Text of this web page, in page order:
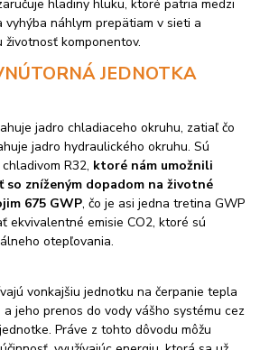
hladiny hluku, ktoré patria medzi
vyhýba náhlym prepätiam v sieti a
komponentov.
JEDNOTKA
jadro chladiaceho okruhu, zatiaľ čo
jadro hydraulického okruhu. Sú
R32, ktoré nám umožnili
so zníženým dopadom na životné
675 GWP, čo je asi jedna tretina GWP
ekvivalentné emisie CO2, ktoré sú
otepľovania.
vonkajšiu jednotku na čerpanie tepla
a jeho prenos do vody vášho systému cez
Práve z tohto dôvodu môžu